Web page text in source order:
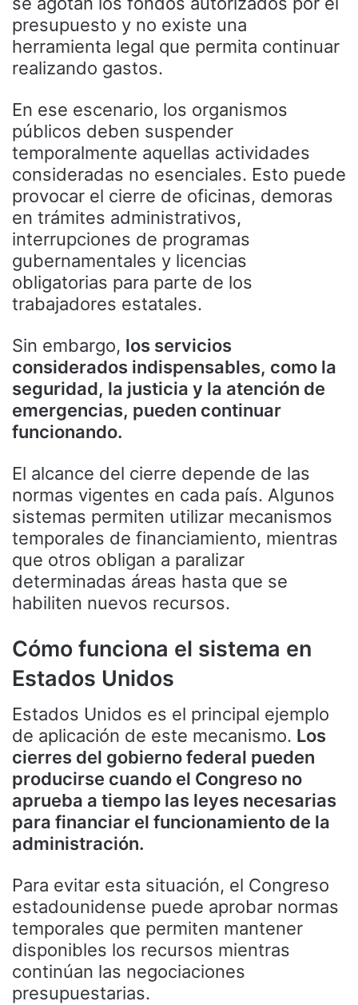
presupuesto y no existe una
herramienta legal que permita continuar
realizando gastos.
En ese escenario, los organismos
públicos deben suspender
temporalmente aquellas actividades
consideradas no esenciales. Esto puede
provocar el cierre de oficinas, demoras
en trámites administrativos,
interrupciones de programas
gubernamentales y licencias
obligatorias para parte de los
trabajadores estatales.
Sin embargo, los servicios
considerados indispensables, como la
seguridad, la justicia y la atención de
emergencias, pueden continuar
funcionando.
El alcance del cierre depende de las
normas vigentes en cada país. Algunos
sistemas permiten utilizar mecanismos
temporales de financiamiento, mientras
que otros obligan a paralizar
determinadas áreas hasta que se
habiliten nuevos recursos.
Cómo funciona el sistema en
Estados Unidos
Estados Unidos es el principal ejemplo
de aplicación de este mecanismo. Los
cierres del gobierno federal pueden
producirse cuando el Congreso no
aprueba a tiempo las leyes necesarias
para financiar el funcionamiento de la
administración.
Para evitar esta situación, el Congreso
estadounidense puede aprobar normas
temporales que permiten mantener
disponibles los recursos mientras
continúan las negociaciones
presupuestarias.